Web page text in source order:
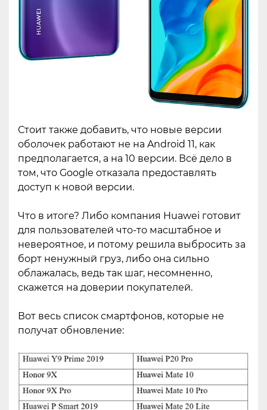
Стоит также добавить, что новые версии
оболочек работают не на Android 11, как
предполагается, а на 10 версии. Всё дело в
том, что Google отказала предоставлять
доступ к новой версии.
Что в итоге? Либо компания Huawei готовит
для пользователей что-то масштабное и
невероятное, и потому решила выбросить за
борт ненужный груз, либо она сильно
облажалась, ведь так шаг, несомненно,
скажется на доверии покупателей.
Вот весь список смартфонов, которые не
получат обновление: